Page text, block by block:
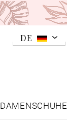
DE
DAMENSCHUHE